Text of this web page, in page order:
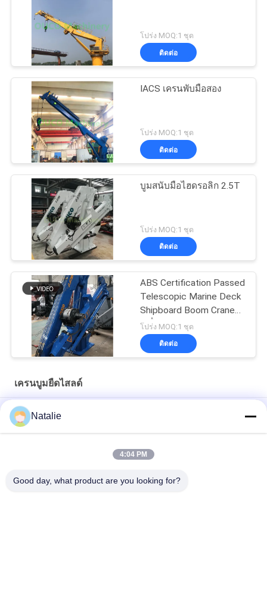
โปร่ง MOQ:1 ชุด
ติดต่อ
IACS เครนพับมือสอง
โปร่ง MOQ:1 ชุด
ติดต่อ
บูมสนับมือไฮดรอลิก 2.5T
โปร่ง MOQ:1 ชุด
ติดต่อ
ABS Certification Passed
Telescopic Marine Deck
Shipboard Boom Crane
เครื่องกระบะกระบะกระบะ
กระบะกระบะกระบะ
โปร่ง MOQ:1 ชุด
ติดต่อ
เครนบูมยืดไสลด์
เครนห้องเครื่องยนต์ไฟฟ้า 10 ตันสำหรับเรือ
Natalie
4:04 PM
Good day, what product are you looking for?